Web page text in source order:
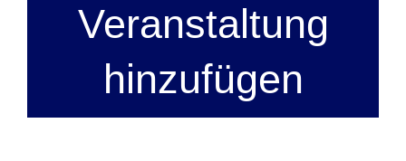
Veranstaltung
hinzufügen